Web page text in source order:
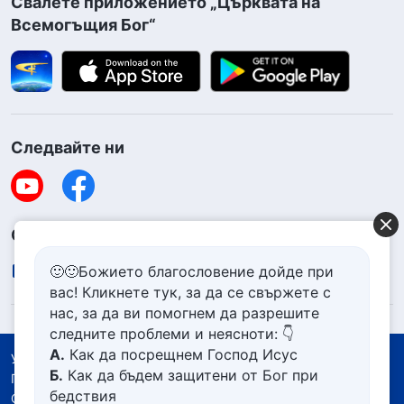
Всемогъщия Бог“
Следвайте ни
Свържете се с нас
contact.bg@godfootsteps.org
Условия за ползване
Политика за поверителност
Със съдействието на
🙂🙂Божието благословение дойде при
вас! Кликнете тук, за да се свържете с
нас, за да ви помогнем да разрешите
следните проблеми и неясноти: 👇
А. Как да посрещнем Господ Исус
Б. Как да бъдем защитени от Бог при
бедствия